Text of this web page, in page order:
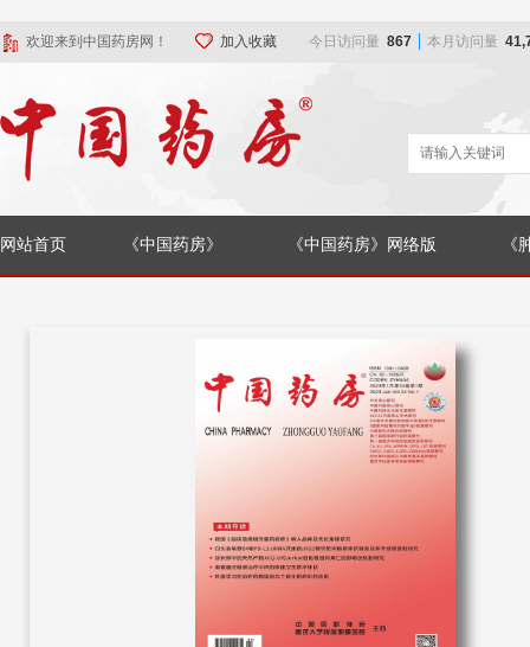
欢迎来到中国药房网！ 加入收藏 今日访问量 867 本月访问量
网站首页 《中国药房》 《中国药房》网络版 《